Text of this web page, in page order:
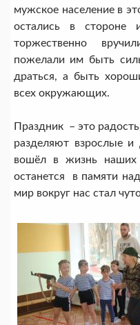
мужское население в
остались в стороне
торжественно
пожелали им быть
драться, а быть
всех окружающих.
Праздник – это
разделяют взрослые
вошёл в жизнь
останется в памяти
мир вокруг нас стал